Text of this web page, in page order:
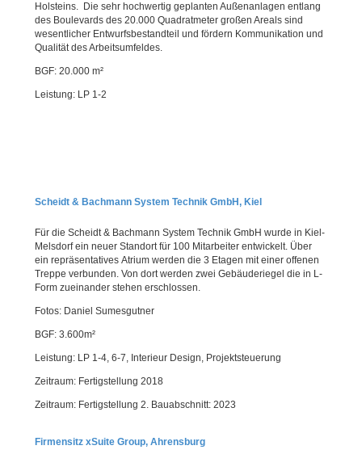
Holsteins. Die sehr hochwertig geplanten Außenanlagen entlang
des Boulevards des 20.000 Quadratmeter großen Areals sind
wesentlicher Entwurfsbestandteil und fördern Kommunikation und
Qualität des Arbeitsumfeldes.
BGF: 20.000 m²
Leistung: LP 1-2
Scheidt & Bachmann System Technik GmbH, Kiel
Für die Scheidt & Bachmann System Technik GmbH wurde in Kiel-
Melsdorf ein neuer Standort für 100 Mitarbeiter entwickelt. Über
ein repräsentatives Atrium werden die 3 Etagen mit einer offenen
Treppe verbunden. Von dort werden zwei Gebäuderiegel die in L-
Form zueinander stehen erschlossen.
Fotos: Daniel Sumesgutner
BGF: 3.600m²
Leistung: LP 1-4, 6-7, Interieur Design, Projektsteuerung
Zeitraum: Fertigstellung 2018
Zeitraum: Fertigstellung 2. Bauabschnitt: 2023
Firmensitz xSuite Group, Ahrensburg